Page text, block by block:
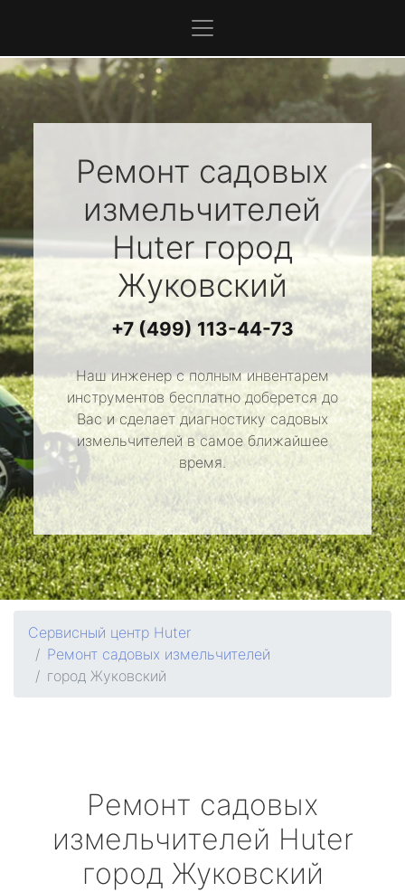
Ремонт садовых
измельчителей
Huterгород
Жуковский
+7 (499) 113-44-73
Наш инженер с полным инвентарем
инструментов бесплатно доберется до
Вас и сделает диагностику садовых
измельчителей в самое ближайшее
время.
Сервисный центр Huter
Ремонт садовых измельчителей
город Жуковский
Ремонт садовых
измельчителей Huter
город Жуковский